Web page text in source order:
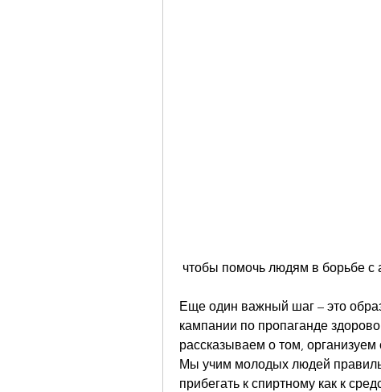
чтобы помочь людям в борьбе с
Еще один важный шаг – это
кампании по пропаганде
рассказываем о том,
Мы учим молодых людей
прибегать к спиртному как к